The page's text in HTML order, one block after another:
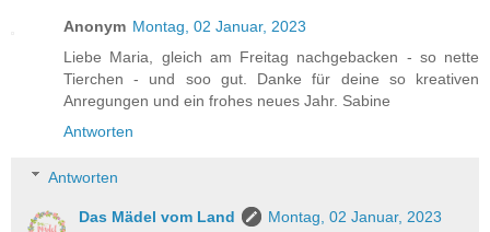
Anonym Montag, 02 Januar, 2023
Liebe Maria, gleich am Freitag nachgebacken - so nette
Tierchen - und soo gut. Danke für deine so kreativen
Anregungen und ein frohes neues Jahr. Sabine
Antworten
Antworten
Das Mädel vom Land
Montag, 02 Januar, 2023